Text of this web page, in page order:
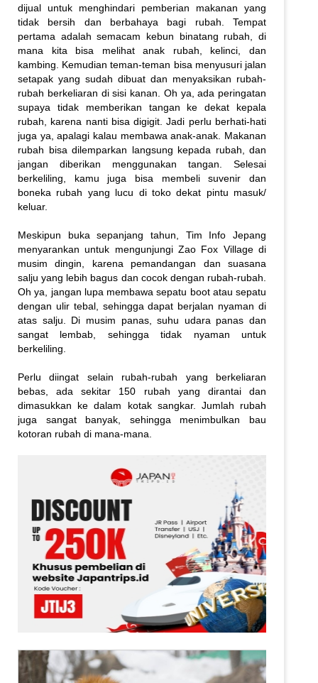
dijual untuk menghindari pemberian makanan yang
tidak bersih dan berbahaya bagi rubah. Tempat
pertama adalah semacam kebun binatang rubah, di
mana kita bisa melihat anak rubah, kelinci, dan
kambing. Kemudian teman-teman bisa menyusuri jalan
setapak yang sudah dibuat dan menyaksikan rubah-
rubah berkeliaran di sisi kanan. Oh ya, ada peringatan
supaya tidak memberikan tangan ke dekat kepala
rubah, karena nanti bisa digigit. Jadi perlu berhati-hati
juga ya, apalagi kalau membawa anak-anak. Makanan
rubah bisa dilemparkan langsung kepada rubah, dan
jangan diberikan menggunakan tangan. Selesai
berkeliling, kamu juga bisa membeli suvenir dan
boneka rubah yang lucu di toko dekat pintu masuk/
keluar.
Meskipun buka sepanjang tahun, Tim Info Jepang
menyarankan untuk mengunjungi Zao Fox Village di
musim dingin, karena pemandangan dan suasana
salju yang lebih bagus dan cocok dengan rubah-rubah.
Oh ya, jangan lupa membawa sepatu boot atau sepatu
dengan ulir tebal, sehingga dapat berjalan nyaman di
atas salju. Di musim panas, suhu udara panas dan
sangat lembab, sehingga tidak nyaman untuk
berkeliling.
Perlu diingat selain rubah-rubah yang berkeliaran
bebas, ada sekitar 150 rubah yang dirantai dan
dimasukkan ke dalam kotak sangkar. Jumlah rubah
juga sangat banyak, sehingga menimbulkan bau
kotoran rubah di mana-mana.